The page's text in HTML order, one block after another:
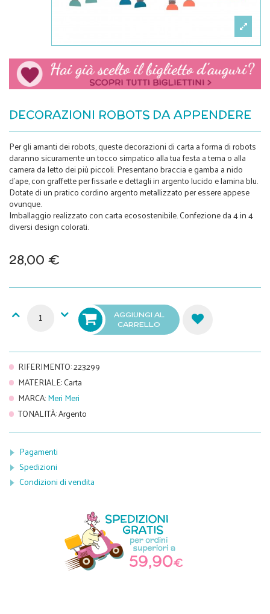
DECORAZIONI ROBOTS DA APPENDERE
Per gli amanti dei robots, queste decorazioni di carta a forma di robots
daranno sicuramente un tocco simpatico alla tua festa a tema o alla
camera da letto dei più piccoli. Presentano braccia e gamba a nido
d'ape, con graffette per fissarle e dettagli in argento lucido e lamina blu.
Dotate di un pratico cordino argento metallizzato per essere appese
ovunque.
Imballaggio realizzato con carta ecosostenibile. Confezione da 4 in 4
diversi design colorati.
28,00 €
AGGIUNGI AL
CARRELLO
RIFERIMENTO:223299
MATERIALE:Carta
MARCA:Meri Meri
TONALITÀ:Argento
Pagamenti
Spedizioni
Condizioni di vendita